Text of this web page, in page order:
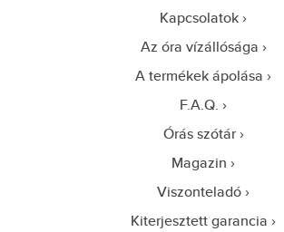
Kapcsolatok
Az óra vízállósága
A termékek ápolása
F.A.Q.
Órás szótár
Magazin
Viszonteladó
Kiterjesztett garancia